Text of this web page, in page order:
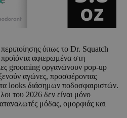
όπως το Dr. Squatch
αφιερωμένα στη
grooming οργανώνουν pop-up
αγώνες, προσφέροντας
looks διάσημων ποδοσφαιριστών.
του 2026 δεν είναι μόνο
μόδας, ομορφιάς και